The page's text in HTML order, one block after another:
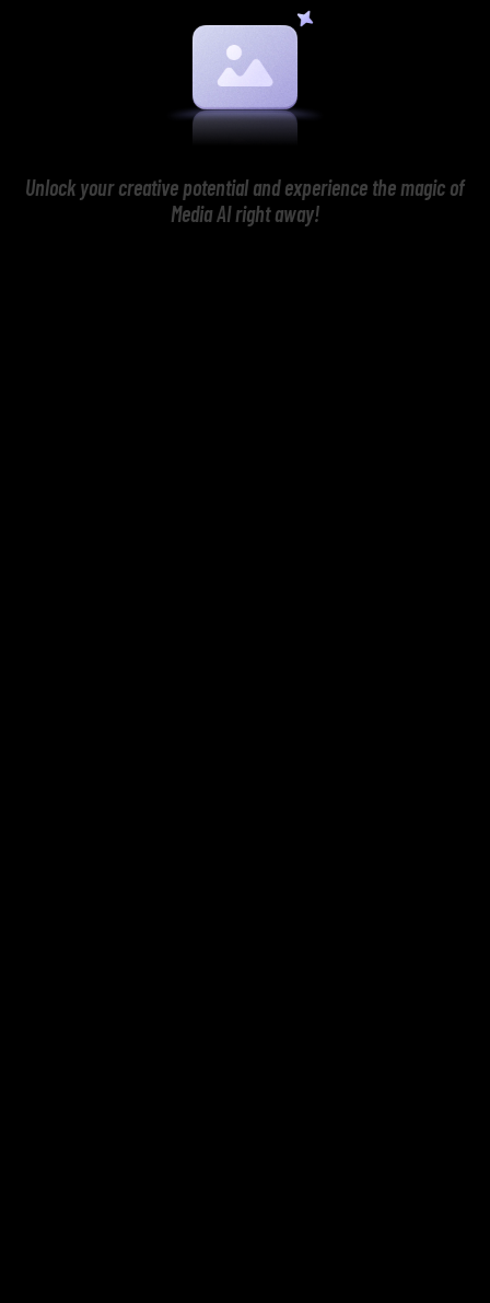
Unlock your creative potential and experience the magic of
Media AI right away!